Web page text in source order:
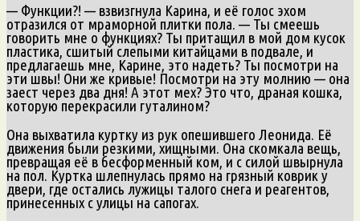
— Функции?! — взвизгнула Карина, и её голос эхом
отразился от мраморной плитки пола. — Ты смеешь
говорить мне о функциях? Ты притащил в мой дом кусок
пластика, сшитый слепыми китайцами в подвале, и
предлагаешь мне, Карине, это надеть? Ты посмотри на
эти швы! Они же кривые! Посмотри на эту молнию — она
заест через два дня! А этот мех? Это что, драная кошка,
которую перекрасили гуталином?
Она выхватила куртку из рук опешившего Леонида. Её
движения были резкими, хищными. Она скомкала вещь,
превращая её в бесформенный ком, и с силой швырнула
на пол. Куртка шлепнулась прямо на грязный коврик у
двери, где остались лужицы талого снега и реагентов,
принесенных с улицы на сапогах.